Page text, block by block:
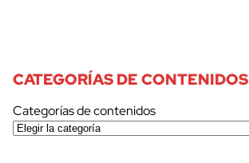
CATEGORÍAS DE CONTENIDOS
Categorías de contenidos